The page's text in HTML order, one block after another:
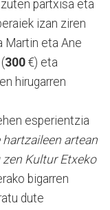
partxisa eta
izan ziren
Martin eta Ane
300 €) eta
hirugarren
esperientzia
artean
Kultur Etxeko
bigarren
dute